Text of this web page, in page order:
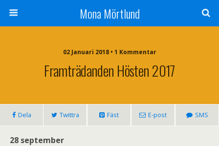
Mona Mörtlund
02 Januari 2018 • 1 Kommentar
Framträdanden Hösten 2017
Dela Twittra Fäst E-post SMS
28 september